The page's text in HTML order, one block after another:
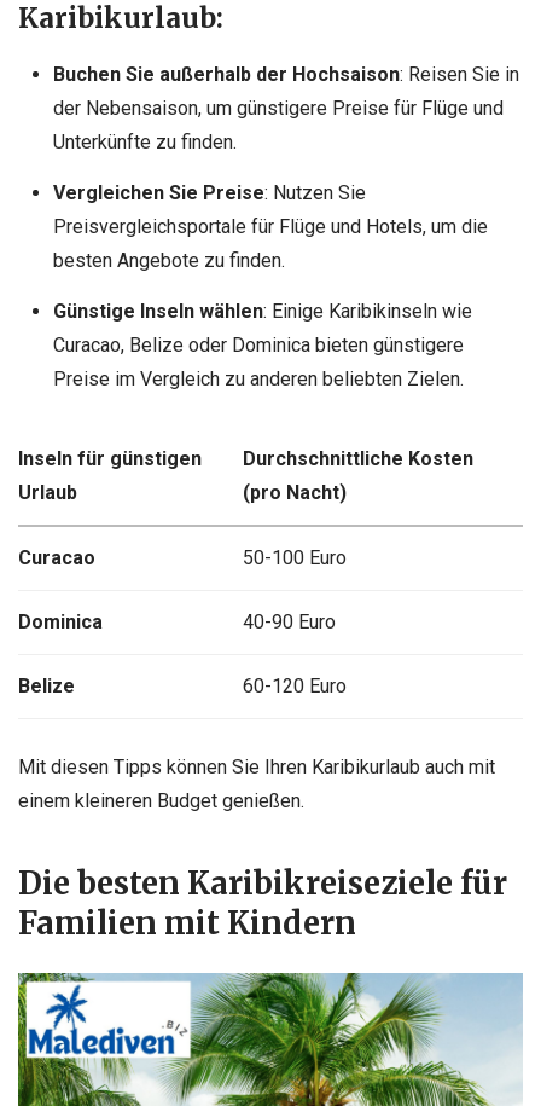
Karibikurlaub:
Buchen Sie außerhalb der Hochsaison: Reisen Sie in
der Nebensaison, um günstigere Preise für Flüge und
Unterkünfte zu finden.
Vergleichen Sie Preise: Nutzen Sie
Preisvergleichsportale für Flüge und Hotels, um die
besten Angebote zu finden.
Günstige Inseln wählen: Einige Karibikinseln wie
Curacao, Belize oder Dominica bieten günstigere
Preise im Vergleich zu anderen beliebten Zielen.
Inseln für günstigen
Urlaub
Durchschnittliche Kosten
(pro Nacht)
Curacao 50-100 Euro
Dominica 40-90 Euro
Belize 60-120 Euro
Mit diesen Tipps können Sie Ihren Karibikurlaub auch mit
einem kleineren Budget genießen.
Die besten Karibikreiseziele für
Familien mit Kindern